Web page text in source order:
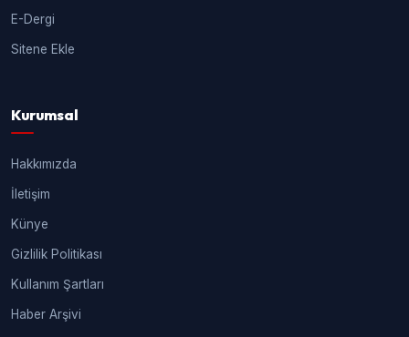
E-Dergi
Sitene Ekle
Kurumsal
Hakkımızda
İletişim
Künye
Gizlilik Politikası
Kullanım Şartları
Haber Arşivi